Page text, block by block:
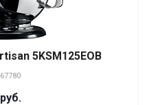
5KSM125EOB